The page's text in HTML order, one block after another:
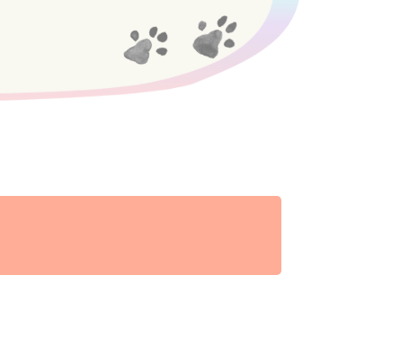
ワクチン
例ブログ
ネコちゃんの症